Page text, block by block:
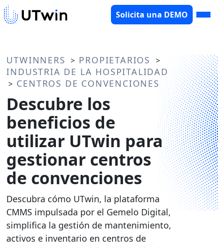
Solicita una DEMO
UTWINNERS > PROPIETARIOS >
INDUSTRIA DE LA HOSPITALIDAD
> CENTROS DE CONVENCIONES
Descubre los
beneficios de
utilizar UTwin para
gestionar centros
de convenciones
Descubra cómo UTwin, la plataforma
CMMS impulsada por el Gemelo Digital,
simplifica la gestión de mantenimiento,
activos e inventario en centros de